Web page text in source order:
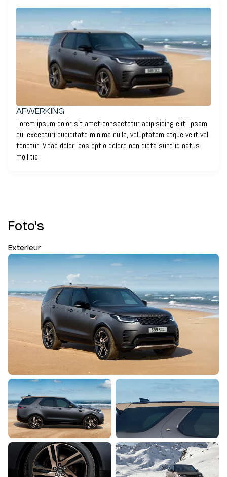
AFWERKING
Lorem ipsum dolor sit amet consectetur adipisicing elit. Ipsam
qui excepturi cupiditate minima nulla, voluptatem atque velit vel
tenetur. Vitae dolor, eos optio dolore non dicta sunt id natus
mollitia.
Foto's
Exterieur